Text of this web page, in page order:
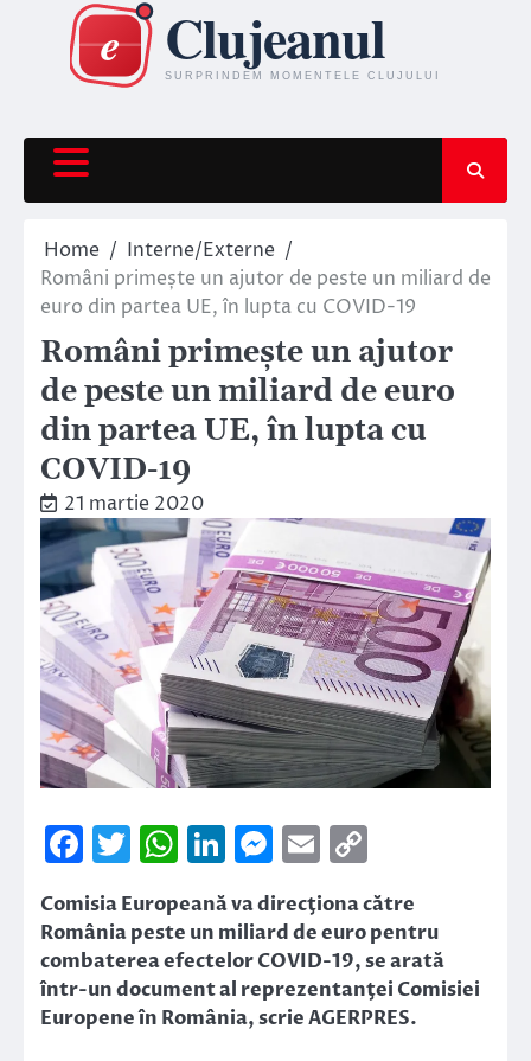
content
Home
Interne/Externe
Români primește un ajutor de peste un miliard de
euro din partea UE, în lupta cu COVID-19
Români primește un ajutor
de peste un miliard de euro
din partea UE, în lupta cu
COVID-19
21 martie 2020
Facebook
Twitter
WhatsApp
LinkedIn
Messenger
Email
Link
Comisia Europeană va direcţiona către
România peste un miliard de euro pentru
combaterea efectelor COVID-19, se arată
într-un document al reprezentanţei Comisiei
Europene în România, scrie AGERPRES.